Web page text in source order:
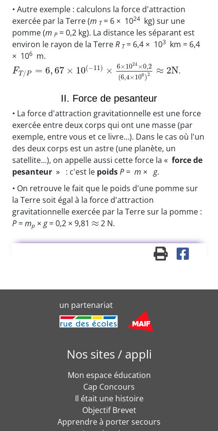
• Autre exemple : calculons la force d'attraction
exercée par la Terre (m T = 6 × 1024 kg) sur une
pomme (m P = 0,2 kg). La distance les séparant est
environ le rayon de la TerreR T = 6,4 × 103 km = 6,4
× 106 m.
FT /P = 6, 67 × 10(−11) × 6×1024 ×0,2
(6,4×106)2 ≈ 2N.
II. Force de pesanteur
• La force d'attraction gravitationnelle est une force
exercée entre deux corps qui ont une masse (par
exemple, entre vous et ce livre…). Dans le cas où l'un
des deux corps est un astre (une planète, un
satellite…), on appelle aussi cette force la « force de
pesanteur » : c'est le poidsP = m × g.
• On retrouve le fait que le poids d'une pomme sur
la Terre soit égal à la force d'attraction
gravitationnelle exercée par la Terre sur la pomme :
P =mp × g= 0,2 × 9,81 ≈2 N.
un partenariat
Nos sites / appli
Mon espace éducation
Cap Concours
Il était une histoire
Objectif Brevet
Apprendre à porter secours